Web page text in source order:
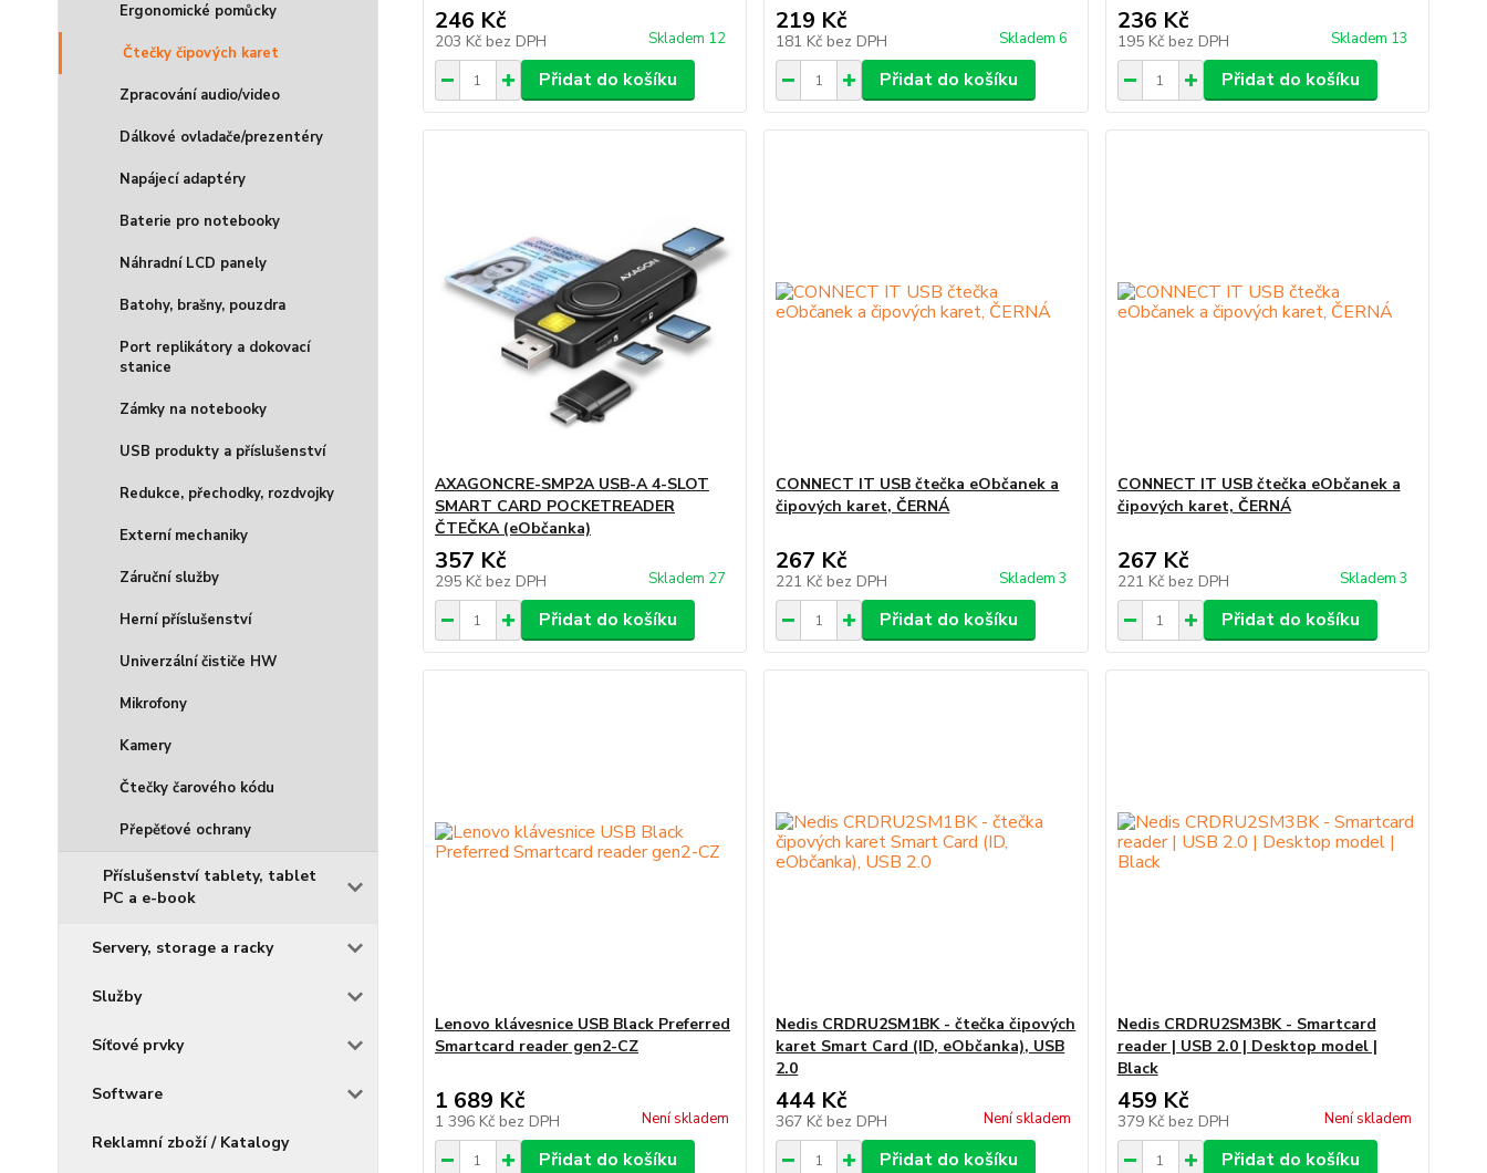
Ergonomické pomůcky
Čtečky čipových karet
Zpracování audio/video
Dálkové ovladače/prezentéry
Napájecí adaptéry
Baterie pro notebooky
Náhradní LCD panely
Batohy, brašny, pouzdra
Port replikátory a dokovací
stanice
Zámky na notebooky
USB produkty a příslušenství
Redukce, přechodky, rozdvojky
Externí mechaniky
Záruční služby
Herní příslušenství
Univerzální čističe HW
Mikrofony
Kamery
Čtečky čarového kódu
Přepěťové ochrany
Příslušenství tablety, tablet
PC a e-book
Servery, storage a racky
Služby
Síťové prvky
Software
Reklamní zboží / Katalogy
246 Kč
203 Kč bez DPH Skladem 12
Přidat do košíku
219 Kč
181 Kč bez DPH Skladem 6
Přidat do košíku
236 Kč
195 Kč bez DPH Skladem 13
Přidat do košíku
AXAGONCRE-SMP2A USB-A 4-SLOT
SMART CARD POCKETREADER
ČTEČKA (eObčanka)
357 Kč
295 Kč bez DPH Skladem 27
Přidat do košíku
CONNECT IT USB čtečka eObčanek a
čipových karet, ČERNÁ
267 Kč
221 Kč bez DPH Skladem 3
Přidat do košíku
CONNECT IT USB čtečka eObčanek a
čipových karet, ČERNÁ
267 Kč
221 Kč bez DPH Skladem 3
Přidat do košíku
Lenovo klávesnice USB Black Preferred
Smartcard reader gen2-CZ
1 689 Kč
1 396 Kč bez DPH Není skladem
Přidat do košíku
Nedis CRDRU2SM1BK - čtečka čipových
karet Smart Card (ID, eObčanka), USB
2.0
444 Kč
367 Kč bez DPH Není skladem
Přidat do košíku
Nedis CRDRU2SM3BK - Smartcard
reader | USB 2.0 | Desktop model |
Black
459 Kč
379 Kč bez DPH Není skladem
Přidat do košíku